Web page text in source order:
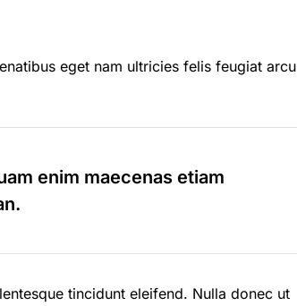
eget nam ultricies felis feugiat arcu
enim maecenas etiam
tincidunt eleifend. Nulla donec ut